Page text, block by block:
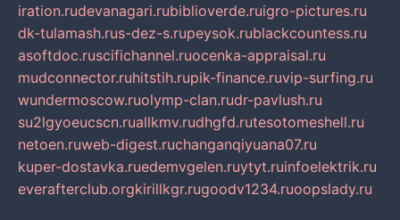
iration.rudevanagari.rubiblioverde.ruigro-pictures.ru
dk-tulamash.rus-dez-s.rupeysok.rublackcountess.ru
asoftdoc.ruscifichannel.ruocenka-appraisal.ru
mudconnector.ruhitstih.rupik-finance.ruvip-surfing.ru
wundermoscow.ruolymp-clan.rudr-pavlush.ru
su2lgyoeucscn.ruallkmv.rudhgfd.rutesotomeshell.ru
netoen.ruweb-digest.ruchanganqiyuana07.ru
kuper-dostavka.ruedemvgelen.ruytyt.ruinfoelektrik.ru
everafterclub.orgkirillkgr.rugoodv1234.ruoopslady.ru